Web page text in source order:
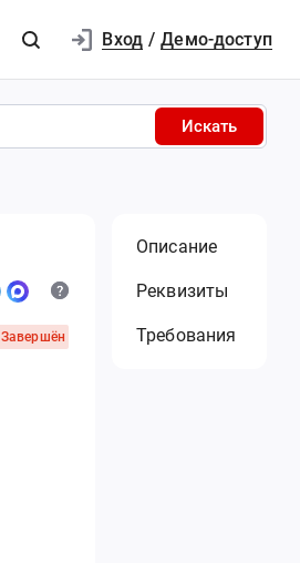
Вход / Демо-доступ
Искать
Завершён
Описание
Реквизиты
Требования